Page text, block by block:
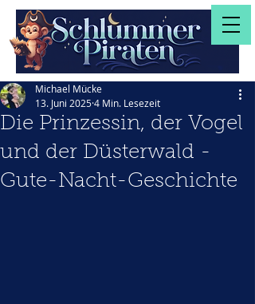
Die Prinzessin, der Vogel
und der Düsterwald -
Gute-Nacht-Geschichte
Michael Mücke
13. Juni 20254 Min. Lesezeit